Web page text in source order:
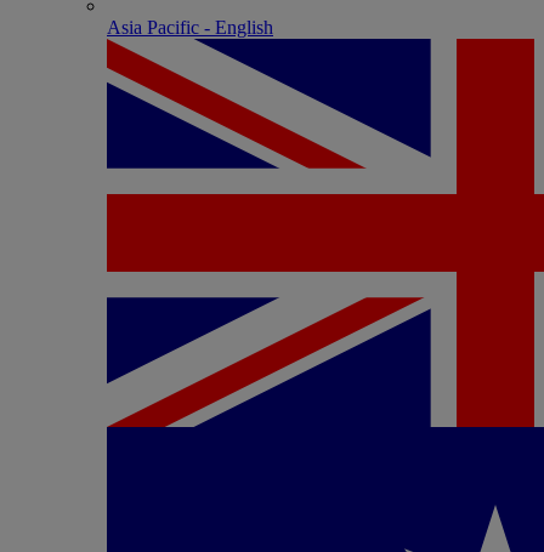
Asia Pacific - English